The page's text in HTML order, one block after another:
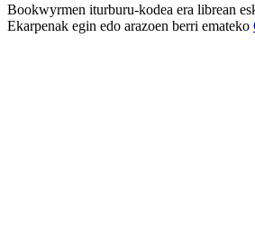
Bookwyrmen iturburu-kodea era librean
Ekarpenak egin edo arazoen berri emateko